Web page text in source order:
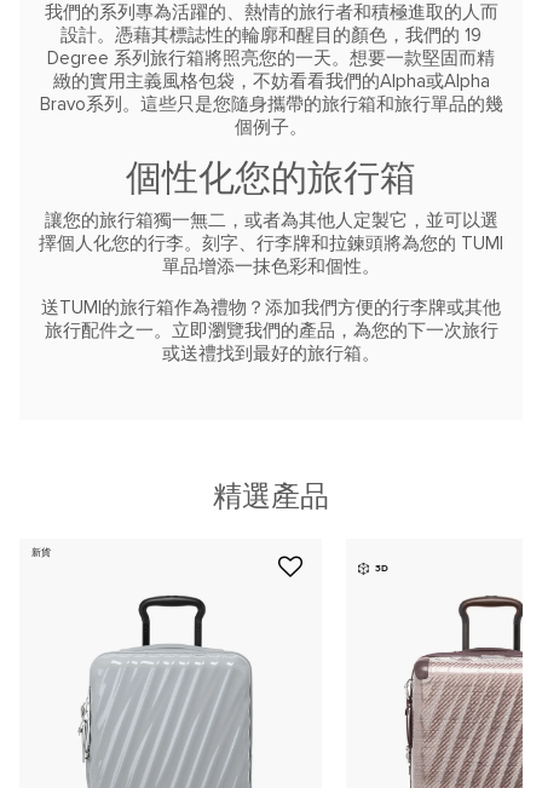
我們的系列專為活躍的、熱情的旅行者和積極進取的人而
設計。憑藉其標誌性的輪廓和醒目的顏色，我們的 19
Degree 系列旅行箱將照亮您的一天。想要一款堅固而精
緻的實用主義風格包袋，不妨看看我們的Alpha或Alpha
Bravo系列。這些只是您隨身攜帶的旅行箱和旅行單品的幾
個例子。
個性化您的旅行箱
讓您的旅行箱獨一無二，或者為其他人定製它，並可以選
擇個人化您的行李。刻字、行李牌和拉鍊頭將為您的 TUMI
單品增添一抹色彩和個性。
送TUMI的旅行箱作為禮物？添加我們方便的行李牌或其他
旅行配件之一。立即瀏覽我們的產品，為您的下一次旅行
或送禮找到最好的旅行箱。
精選產品
新貨
3D